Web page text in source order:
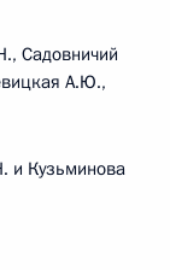
Садовничий
А.Ю.,
и Кузьминова